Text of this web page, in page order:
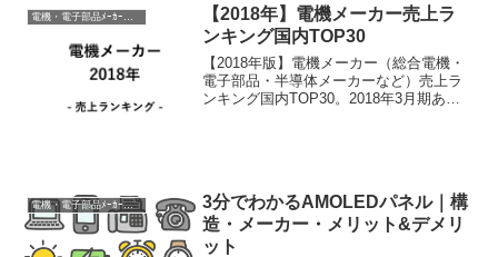
【2018年】電機メーカー売上ラ
ンキング国内TOP30
【2018年版】電機メーカー（総合電機・
電子部品・半導体メーカーなど）売上ラ
ンキング国内TOP30。2018年3月期ある
電機・電子部品ﾒｰｶｰ業界研究
3分でわかるAMOLEDパネル｜構
造・メーカー・メリット&デメリ
ット